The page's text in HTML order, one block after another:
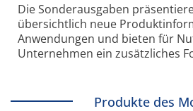
Die Sonder­ausgaben
übersichtlich neue
Anwendungen und bieten für
Unternehmen ein zusätzliches
Produkte des